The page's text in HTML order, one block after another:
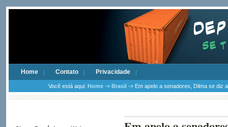
Home Contato Privacidade
Você está aqui: Home -> Brasil -> Em apelo a senadores, Dilma se diz